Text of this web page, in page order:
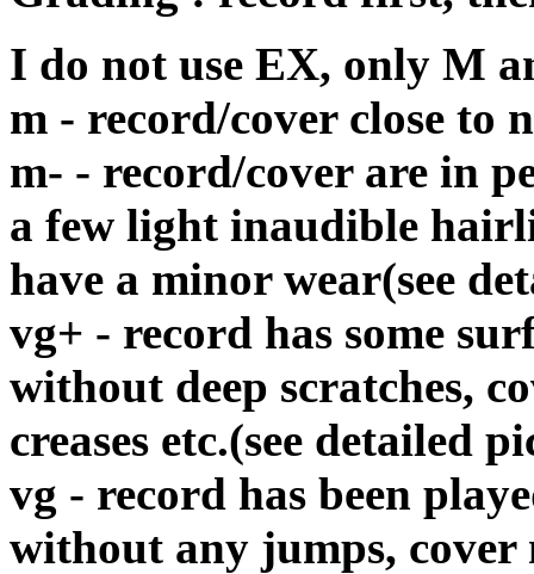
I do not use EX, only M
m - record/cover close to
m- - record/cover are in
a few light inaudible
have a minor wear(see
vg+ - record has some
without deep scratches,
creases etc.(see detailed
vg - record has been
without any jumps, cover